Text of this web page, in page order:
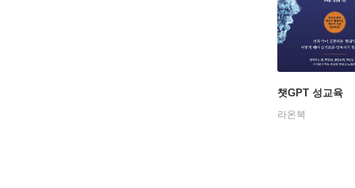
인스타
챗GPT 성교육
라온북